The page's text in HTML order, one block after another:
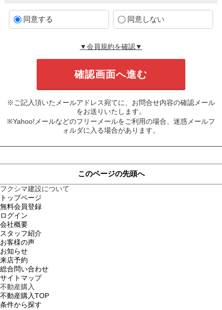
同意する 同意しない
▼会員規約を確認▼
※ご記入頂いたメールアドレス宛てに、お問合せ内容の確認メール
をお送りいたします。
※Yahoo!メールなどのフリーメールをご利用の場合、迷惑メールフ
ォルダに入る場合があります。
このページの先頭へ
フクシマ建設について
トップページ
無料会員登録
ログイン
会社概要
スタッフ紹介
お客様の声
お知らせ
来店予約
総合問い合わせ
サイトマップ
不動産購入
不動産購入TOP
条件から探す